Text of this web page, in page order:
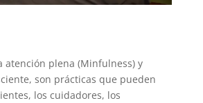
atención plena (Minfulness) y
son prácticas que pueden
los cuidadores, los